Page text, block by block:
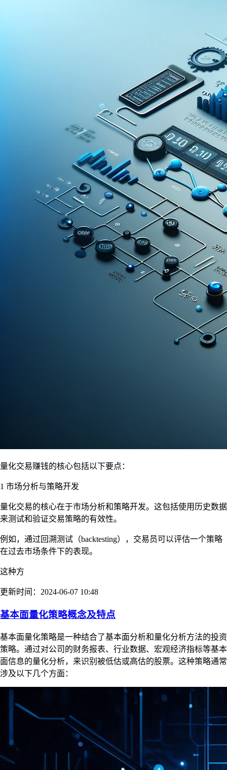
量化交易赚钱的核心包括以下要点：
1 市场分析与策略开发
量化交易的核心在于市场分析和策略开发。这包括使用历史数据
来测试和验证交易策略的有效性。
例如，通过回溯测试（backtesting），交易员可以评估一个策略
在过去市场条件下的表现。
这种方
更新时间：2024-06-07 10:48
基本面量化策略概念及特点
基本面量化策略是一种结合了基本面分析和量化分析方法的投资
策略。通过对公司的财务报表、行业数据、宏观经济指标等基本
面信息的量化分析，来识别被低估或高估的股票。这种策略通常
涉及以下几个方面：